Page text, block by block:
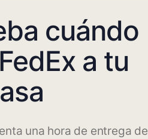
cuándo
a tu
una hora de entrega de